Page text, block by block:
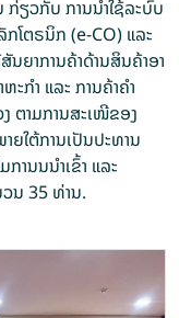
ຽວກັບ ການນໍາໃຊ້ລະບົບ
ກໂຕຣນິກ (e-CO) ແລະ
ຍາການຄ້າດ້ານສິນຄ້າອາ
ກຳ ແລະ ການຄ້າຄຳ
ຕາມການສະເໜີຂອງ
ໃຕ້ການເປັນປະທານ
ນນນຳເຂົ້າ ແລະ
ນ 35 ທ່ານ.